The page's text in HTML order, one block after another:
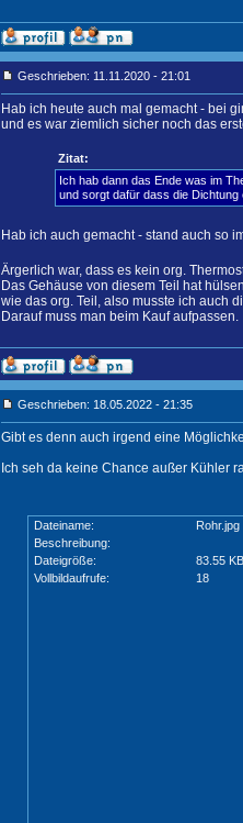
Geschrieben: 11.11.2020 - 21:01
Hab ich heute auch mal gemacht - bei
und es war ziemlich sicher noch das
Zitat:
Ich hab dann das Ende was im
und sorgt dafür dass die Dichtung
Hab ich auch gemacht - stand auch so
Ärgerlich war, dass es kein org.
Das Gehäuse von diesem Teil hat
wie das org. Teil, also musste ich auch
Darauf muss man beim Kauf aufpassen.
Geschrieben: 18.05.2022 - 21:35
Gibt es denn auch irgend eine
Ich seh da keine Chance außer Kühler
Dateiname:
Rohr.jpg
Beschreibung:
Dateigröße:
83.55 KB
Vollbildaufrufe:
18